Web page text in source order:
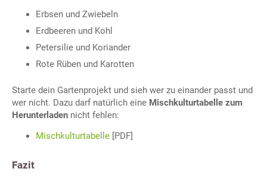
Erbsen und Zwiebeln
Erdbeeren und Kohl
Petersilie und Koriander
Rote Rüben und Karotten
Starte dein Gartenprojekt und sieh wer zu einander passt und
wer nicht. Dazu darf natürlich eine Mischkulturtabelle zum
Herunterladen nicht fehlen:
Mischkulturtabelle [PDF]
Fazit